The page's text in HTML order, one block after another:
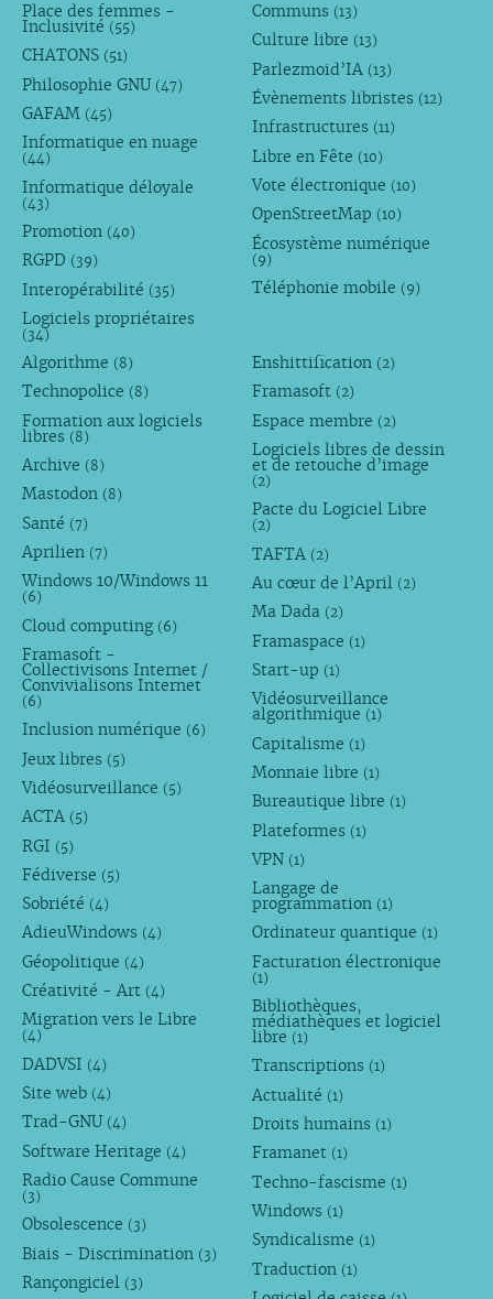
Place des femmes -
Inclusivité (55)
CHATONS (51)
Philosophie GNU (47)
GAFAM (45)
Informatique en nuage
(44)
Informatique déloyale
(43)
Promotion (40)
RGPD (39)
Interopérabilité (35)
Logiciels propriétaires
(34)
Communs (13)
Culture libre (13)
Parlezmoid’IA (13)
Évènements libristes (12)
Infrastructures (11)
Libre en Fête (10)
Vote électronique (10)
OpenStreetMap (10)
Écosystème numérique
(9)
Téléphonie mobile (9)
Algorithme (8)
Technopolice (8)
Formation aux logiciels
libres (8)
Archive (8)
Mastodon (8)
Santé (7)
Aprilien (7)
Windows 10/Windows 11
(6)
Cloud computing (6)
Framasoft -
Collectivisons Internet /
Convivialisons Internet
(6)
Inclusion numérique (6)
Jeux libres (5)
Vidéosurveillance (5)
ACTA (5)
RGI (5)
Fédiverse (5)
Sobriété (4)
AdieuWindows (4)
Géopolitique (4)
Créativité - Art (4)
Migration vers le Libre
(4)
DADVSI (4)
Site web (4)
Trad-GNU (4)
Software Heritage (4)
Radio Cause Commune
(3)
Obsolescence (3)
Biais - Discrimination (3)
Rançongiciel (3)
Enshittification (2)
Framasoft (2)
Espace membre (2)
Logiciels libres de dessin
et de retouche d’image
(2)
Pacte du Logiciel Libre
(2)
TAFTA (2)
Au cœur de l’April (2)
Ma Dada (2)
Framaspace (1)
Start-up (1)
Vidéosurveillance
algorithmique (1)
Capitalisme (1)
Monnaie libre (1)
Bureautique libre (1)
Plateformes (1)
VPN (1)
Langage de
programmation (1)
Ordinateur quantique (1)
Facturation électronique
(1)
Bibliothèques,
médiathèques et logiciel
libre (1)
Transcriptions (1)
Actualité (1)
Droits humains (1)
Framanet (1)
Techno-fascisme (1)
Windows (1)
Syndicalisme (1)
Traduction (1)